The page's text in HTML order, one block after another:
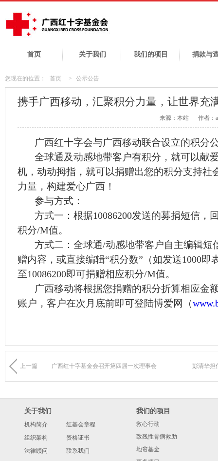
首页 关于我们 我们的项目 捐款与
您现在的位置： 首页 > 公示公告
携手广西移动，汇聚积分力量，让世界充
来源：本站 作者：
广西红十字会与广西移动联合设立的积分
全球通及动感地带客户有积分，就可以献
机，动动拇指，就可以捐赠出您的积分支持社
力量，构建爱心广西！
参与方式：
方式一：根据10086200发送的募捐短信，
积分/M值。
方式二：全球通/动感地带客户自主编辑短信
赠内容，或直接编辑“积分数”（如发送1000即
至10086200即可捐赠相应积分/M值。
广西移动将根据您捐赠的积分折算相应金
账户，客户在次月底前即可登陆博爱网（
上一篇 广西红十字基金会召开第四届一次理事会 彭清华担
关于我们
机构简介
红基会章程
组织架构
资格证书
法律顾问
联系我们
我们的项目
救心行动
致残性骨病救助
地贫基金